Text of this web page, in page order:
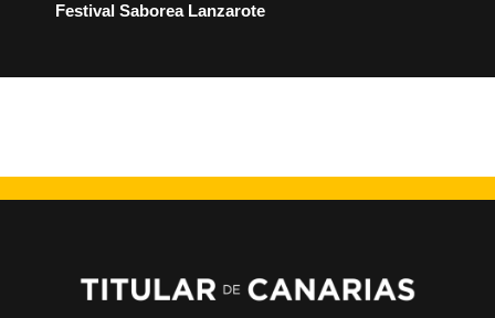
Festival Saborea Lanzarote